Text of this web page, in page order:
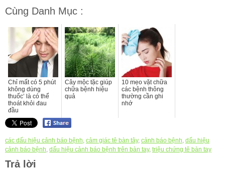
Cùng Danh Mục :
Chỉ mất có 5 phút
không dùng
thuốc’ là có thể
thoát khỏi đau
đầu
Cây mộc tặc giúp
chữa bệnh hiệu
quả
10 mẹo vặt chữa
các bệnh thông
thường cần ghi
nhớ
các dấu hiệu cảnh báo bệnh cảm giác tê bàn tây, cảnh báo bệnh dấu hiệu
cảnh báo bệnh dấu hiệu cảnh báo bệnh trên bàn tay, triệu chứng tê bàn tay
Trả lời